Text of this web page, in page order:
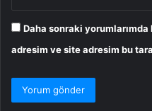
Daha sonraki yorumlarımda
adresim ve site adresim bu